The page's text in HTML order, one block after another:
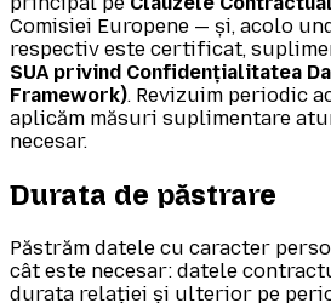
Comisiei Europene — și, acolo
respectiv este certificat,
SUA privind Confidențialitatea
Framework). Revizuim periodic
aplicăm măsuri suplimentare
necesar.
Durata de păstrare
Păstrăm datele cu caracter
cât este necesar: datele
durata relației și ulterior pe